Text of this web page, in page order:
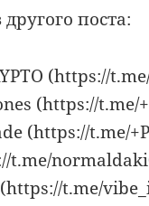
поста:
(https://
(https://t.me/
(https://t.me/
t.me/
t.me/